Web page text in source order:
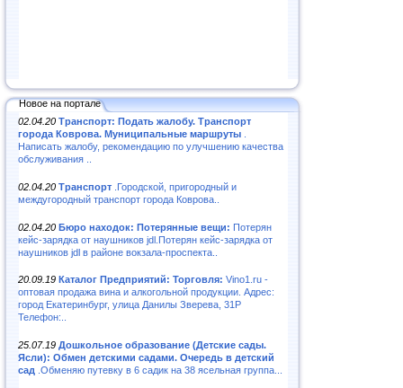
Новое на портале
02.04.20 Транспорт: Подать жалобу. Транспорт
города Коврова. Муниципальные маршруты
Написать жалобу, рекомендацию по улучшению качества
обслуживания ..
02.04.20 Транспорт .Городской, пригородный и
междугородный транспорт города Коврова..
02.04.20 Бюро находок: Потерянные вещи: Потерян
кейс-зарядка от наушников jdl.Потерян кейс-зарядка от
наушников jdl в районе вокзала-проспекта..
20.09.19 Каталог Предприятий: Торговля: Vino1.ru -
оптовая продажа вина и алкогольной продукции. Адрес:
город Екатеринбург, улица Данилы Зверева, 31Р
Телефон:..
25.07.19 Дошкольное образование (Детские сады.
Ясли): Обмен детскими садами. Очередь в детский
сад .Обменяю путевку в 6 садик на 38 ясельная группа...